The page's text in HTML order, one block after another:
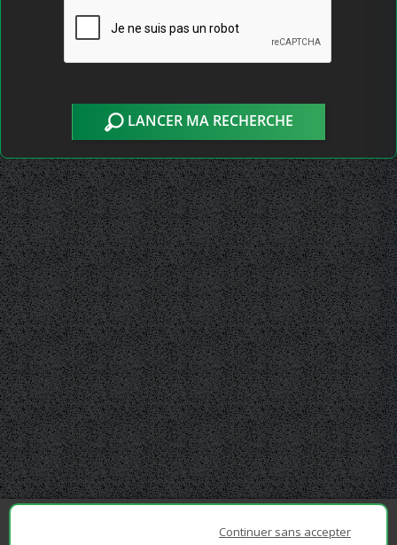
LANCER MA RECHERCHE
Continuer sans accepter